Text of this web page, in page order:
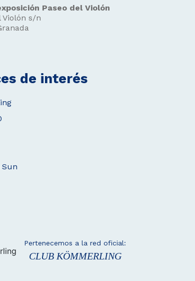
Paseo del Violón
Violón s/n
de interés
Pertenecemos a la red oficial:
CLUB KÖMMERLING